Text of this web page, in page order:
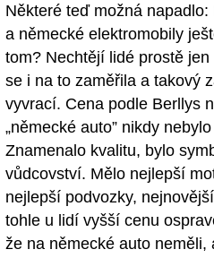
Některé teď možná
a německé elektromobily
tom? Nechtějí lidé prostě
se i na to zaměřila a takový
vyvrací. Cena podle Berllys
„německé auto” nikdy
Znamenalo kvalitu, bylo
vůdcovství. Mělo nejlepší
nejlepší podvozky,
tohle u lidí vyšší cenu
že na německé auto neměli,